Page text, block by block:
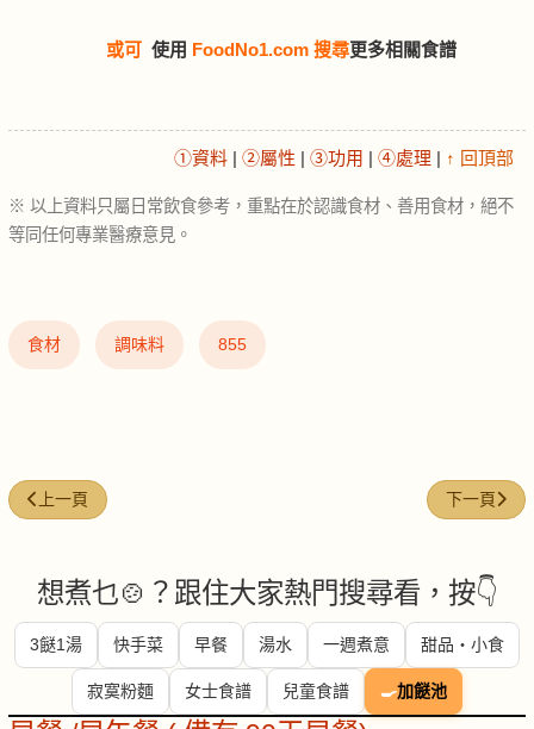
或可 使用 FoodNo1.com 搜尋更多相關食譜
①資料 | ②屬性 | ③功用 | ④處理 | ↑ 回頂部
※ 以上資料只屬日常飲食參考，重點在於認識食材、善用食材，絕不
等同任何專業醫療意見。
食材 調味料 855
上一篇文章: 茼蒿 (crown-daisy)
上一頁 下一篇文
下一頁
想煮乜🍲？跟住大家熱門搜尋看，按👇
3餸1湯 快手菜 早餐 湯水 一週煮意 甜品・小食
寂寞粉麵 女士食譜 兒童食譜 🍳加餸池